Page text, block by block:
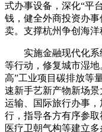
式办事设备，深化“平
钱，健全外商投资办
卖。支撑杭州争创海洋
实施金融现代化系
等行动，修复城市湿
高”工业项目碳排放等
速新手艺新产物新场
运输、国际旅行办事
行，指导各方有序参取
医疗卫朝气构等建立